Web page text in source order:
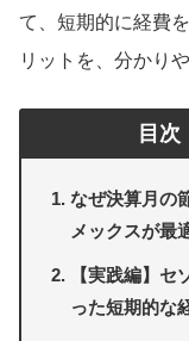
て、短期的に経費
リットを、分かり
目次
なぜ決算月の
メックスが最
【実践編】
った短期的な